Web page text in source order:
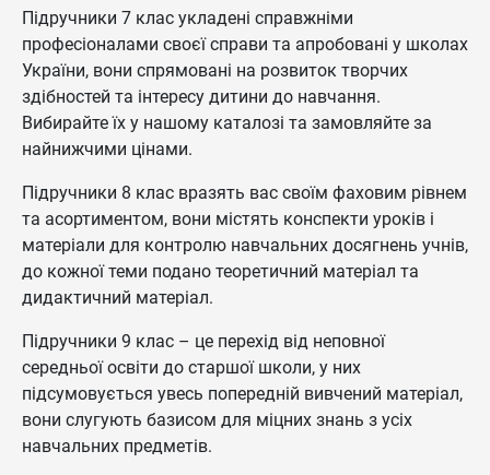
Підручники 7 клас укладені справжніми
професіоналами своєї справи та апробовані у школах
України, вони спрямовані на розвиток творчих
здібностей та інтересу дитини до навчання.
Вибирайте їх у нашому каталозі та замовляйте за
найнижчими цінами.
Підручники 8 клас вразять вас своїм фаховим рівнем
та асортиментом, вони містять конспекти уроків і
матеріали для контролю навчальних досягнень учнів,
до кожної теми подано теоретичний матеріал та
дидактичний матеріал.
Підручники 9 клас – це перехід від неповної
середньої освіти до старшої школи, у них
підсумовується увесь попередній вивчений матеріал,
вони слугують базисом для міцних знань з усіх
навчальних предметів.